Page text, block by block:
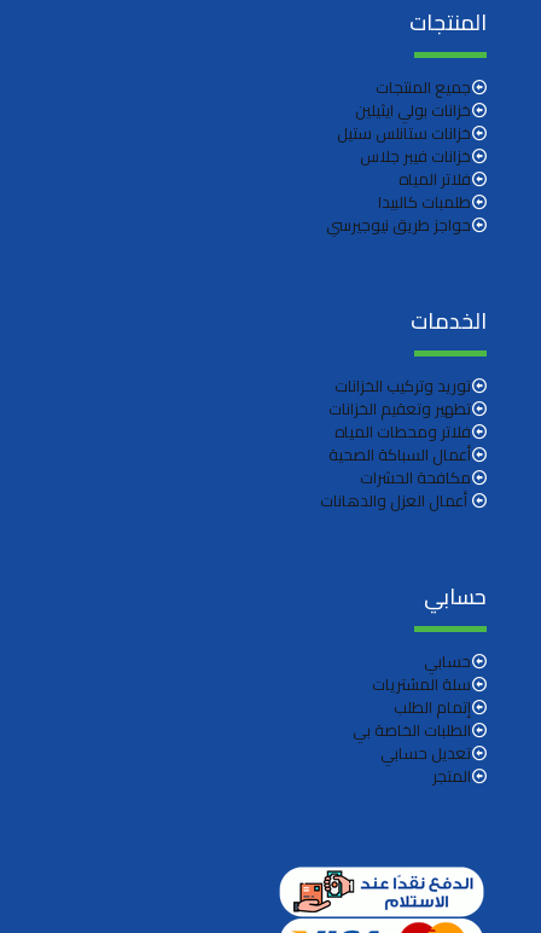
المنتجات
جميع المنتجات
خزانات بولي ايثيلين
خزانات ستانلس ستيل
خزانات فيبر جلاس
فلاتر المياه
طلمبات كالبيدا
حواجز طريق نيوجيرسي
الخدمات
توريد وتركيب الخزانات
تطهير وتعقيم الخزانات
فلاتر ومحطات المياه
أعمال السباكة الصحية
مكافحة الحشرات
أعمال العزل والدهانات
حسابي
حسابي
سلة المشتريات
إتمام الطلب
الطلبات الخاصة بي
تعديل حسابي
المتجر